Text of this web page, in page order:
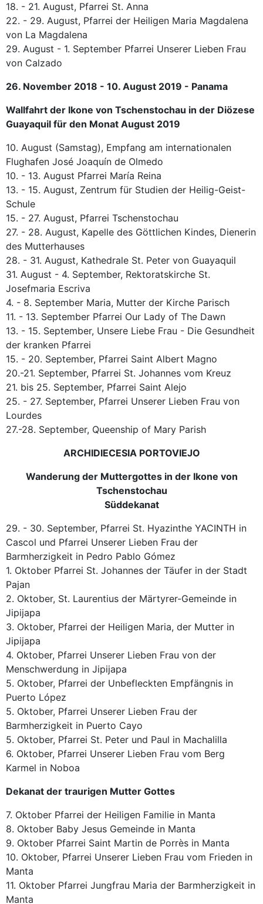
18. - 21. August, Pfarrei St. Anna
22. - 29. August, Pfarrei der Heiligen Maria Magdalena
von La Magdalena
29. August - 1. September Pfarrei Unserer Lieben Frau
von Calzado
26. November 2018 - 10. August 2019 - Panama
Wallfahrt der Ikone von Tschenstochau in der Diözese
Guayaquil für den Monat August 2019
10. August (Samstag), Empfang am internationalen
Flughafen José Joaquín de Olmedo
10. - 13. August Pfarrei María Reina
13. - 15. August, Zentrum für Studien der Heilig-Geist-
Schule
15. - 27. August, Pfarrei Tschenstochau
27. - 28. August, Kapelle des Göttlichen Kindes, Dienerin
des Mutterhauses
28. - 31. August, Kathedrale St. Peter von Guayaquil
31. August - 4. September, Rektoratskirche St.
Josefmaria Escriva
4. - 8. September Maria, Mutter der Kirche Parisch
11. - 13. September Pfarrei Our Lady of The Dawn
13. - 15. September, Unsere Liebe Frau - Die Gesundheit
der kranken Pfarrei
15. - 20. September, Pfarrei Saint Albert Magno
20.-21. September, Pfarrei St. Johannes vom Kreuz
21. bis 25. September, Pfarrei Saint Alejo
25. - 27. September, Pfarrei Unserer Lieben Frau von
Lourdes
27.-28. September, Queenship of Mary Parish
ARCHIDIECESIA PORTOVIEJO
Wanderung der Muttergottes in der Ikone von
Tschenstochau
Süddekanat
29. - 30. September, Pfarrei St. Hyazinthe YACINTH in
Cascol und Pfarrei Unserer Lieben Frau der
Barmherzigkeit in Pedro Pablo Gómez
1. Oktober Pfarrei St. Johannes der Täufer in der Stadt
Pajan
2. Oktober, St. Laurentius der Märtyrer-Gemeinde in
Jipijapa
3. Oktober, Pfarrei der Heiligen Maria, der Mutter in
Jipijapa
4. Oktober, Pfarrei Unserer Lieben Frau von der
Menschwerdung in Jipijapa
5. Oktober, Pfarrei der Unbefleckten Empfängnis in
Puerto López
5. Oktober, Pfarrei Unserer Lieben Frau der
Barmherzigkeit in Puerto Cayo
5. Oktober, Pfarrei St. Peter und Paul in Machalilla
6. Oktober, Pfarrei Unserer Lieben Frau vom Berg
Karmel in Noboa
Dekanat der traurigen Mutter Gottes
7. Oktober Pfarrei der Heiligen Familie in Manta
8. Oktober Baby Jesus Gemeinde in Manta
9. Oktober Pfarrei Saint Martin de Porrès in Manta
10. Oktober, Pfarrei Unserer Lieben Frau vom Frieden in
Manta
11. Oktober Pfarrei Jungfrau Maria der Barmherzigkeit in
Manta